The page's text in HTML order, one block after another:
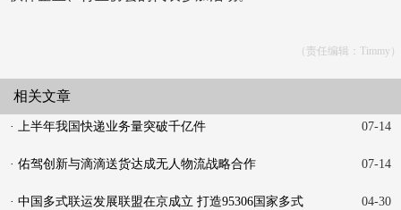
（责任编辑：Timmy）
相关文章
· 上半年我国快递业务量突破千亿件 07-14
· 佑驾创新与滴滴送货达成无人物流战略合作 07-14
· 中国多式联运发展联盟在京成立 打造95306国家多式
04-30